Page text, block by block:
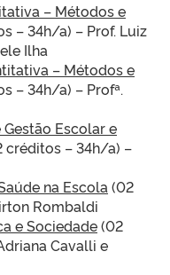
– Métodos e
– 34h/a) – Prof. Luiz
Ilha
– Métodos e
– 34h/a) – Profª.
Escolar e
créditos – 34h/a) –
na Escola (02
Rombaldi
e Sociedade(02
Cavalli e